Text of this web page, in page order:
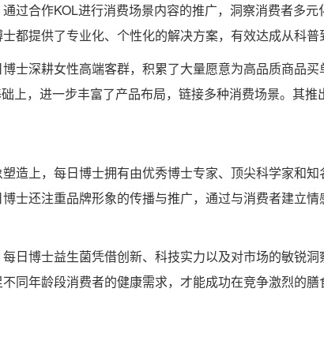
过合作KOL进行消费场景内容的推广，洞察消费者多
都提供了专业化、个性化的解决方案，有效达成从科普
士深耕女性高端客群，积累了大量愿意为高品质商品
上，进一步丰富了产品布局，链接多种消费场景。其
造上，每日博士拥有由优秀博士专家、顶尖科学家和
士还注重品牌形象的传播与推广，通过与消费者建立
日博士益生菌凭借创新、科技实力以及对市场的敏锐
同年龄段消费者的健康需求，才能成功在竞争激烈的膳